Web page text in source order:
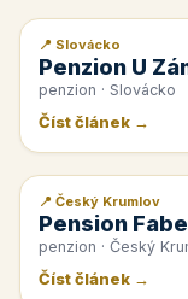
📰 PR článek
📍 Slovácko
Penzion U
penzion · Slovácko
Číst článek →
📰 PR článek
📍 Český Krumlov
Pension
penzion · Český
Číst článek →